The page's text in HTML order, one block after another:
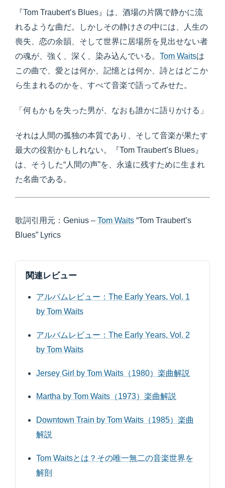
『Tom Traubert’s Blues』は、酒場の片隅で静かに流
れるような曲だ。しかしその静けさの中には、人生の
喪失、恋の余韻、そして世界に居場所を見出せない者
の魂が、強く、深く、染み込んでいる。 Tom Waitsは
この曲で、愛とは何か、記憶とは何か、詩とはどこか
ら生まれるのかを、すべて音楽で語ってみせた。
「何もかもを失った男が、なおも誰かに語りかける」
それは人間の孤独の本質であり、そして音楽が果たす
最大の役割かもしれない。『Tom Traubert’s Blues』
は、そうした“人間の声”を、永遠に残すために生まれ
た名曲である。
歌詞引用元：Genius – Tom Waits “Tom Traubert’s
Blues” Lyrics
関連レビュー
アルバムレビュー：The Early Years, Vol. 1
by Tom Waits
アルバムレビュー：The Early Years, Vol. 2
by Tom Waits
Jersey Girl by Tom Waits（1980）楽曲解説
Martha by Tom Waits（1973）楽曲解説
Downtown Train by Tom Waits（1985）楽曲
解説
Tom Waitsとは？その唯一無二の音楽世界を
解剖